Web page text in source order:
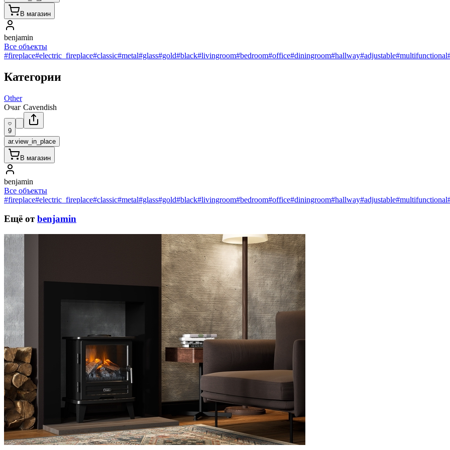
В магазин
benjamin
Все объекты
#fireplace#electric_fireplace#classic#metal#glass#gold#black#livingroom#bedroom#office#diningroom#hallway#adjustable#multifunctional
Категории
Other
Очаг Cavendish
9
ar.view_in_place
В магазин
benjamin
Все объекты
#fireplace#electric_fireplace#classic#metal#glass#gold#black#livingroom#bedroom#office#diningroom#hallway#adjustable#multifunctional
Ещё от benjamin